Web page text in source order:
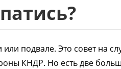
подвале. Это совет на
КНДР. Но есть две